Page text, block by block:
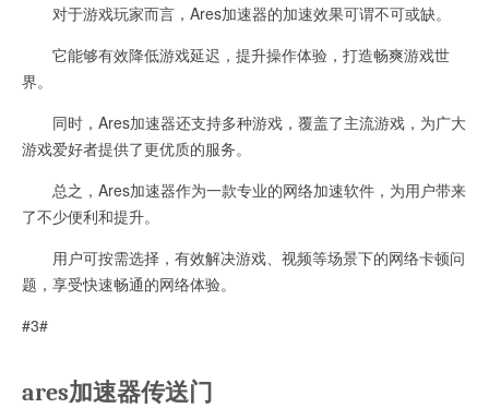
对于游戏玩家而言，Ares加速器的加速效果可谓不可或缺。
它能够有效降低游戏延迟，提升操作体验，打造畅爽游戏世
界。
同时，Ares加速器还支持多种游戏，覆盖了主流游戏，为广大
游戏爱好者提供了更优质的服务。
总之，Ares加速器作为一款专业的网络加速软件，为用户带来
了不少便利和提升。
用户可按需选择，有效解决游戏、视频等场景下的网络卡顿问
题，享受快速畅通的网络体验。
#3#
ares加速器传送门